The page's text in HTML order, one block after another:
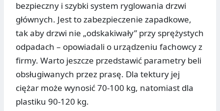
bezpieczny i szybki system ryglowania drzwi
głównych. Jest to zabezpieczenie zapadkowe,
tak aby drzwi nie „odskakiwały” przy sprężystych
odpadach – opowiadali o urządzeniu fachowcy z
firmy. Warto jeszcze przedstawić parametry beli
obsługiwanych przez prasę. Dla tektury jej
ciężar może wynosić 70-100 kg, natomiast dla
plastiku 90-120 kg.